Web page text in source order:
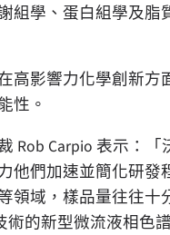
組學、蛋白組學及
高影響力化學創新
性。
Rob Carpio 表示：
他們加速並簡化研
領域，樣品量往往
術的新型微流液相